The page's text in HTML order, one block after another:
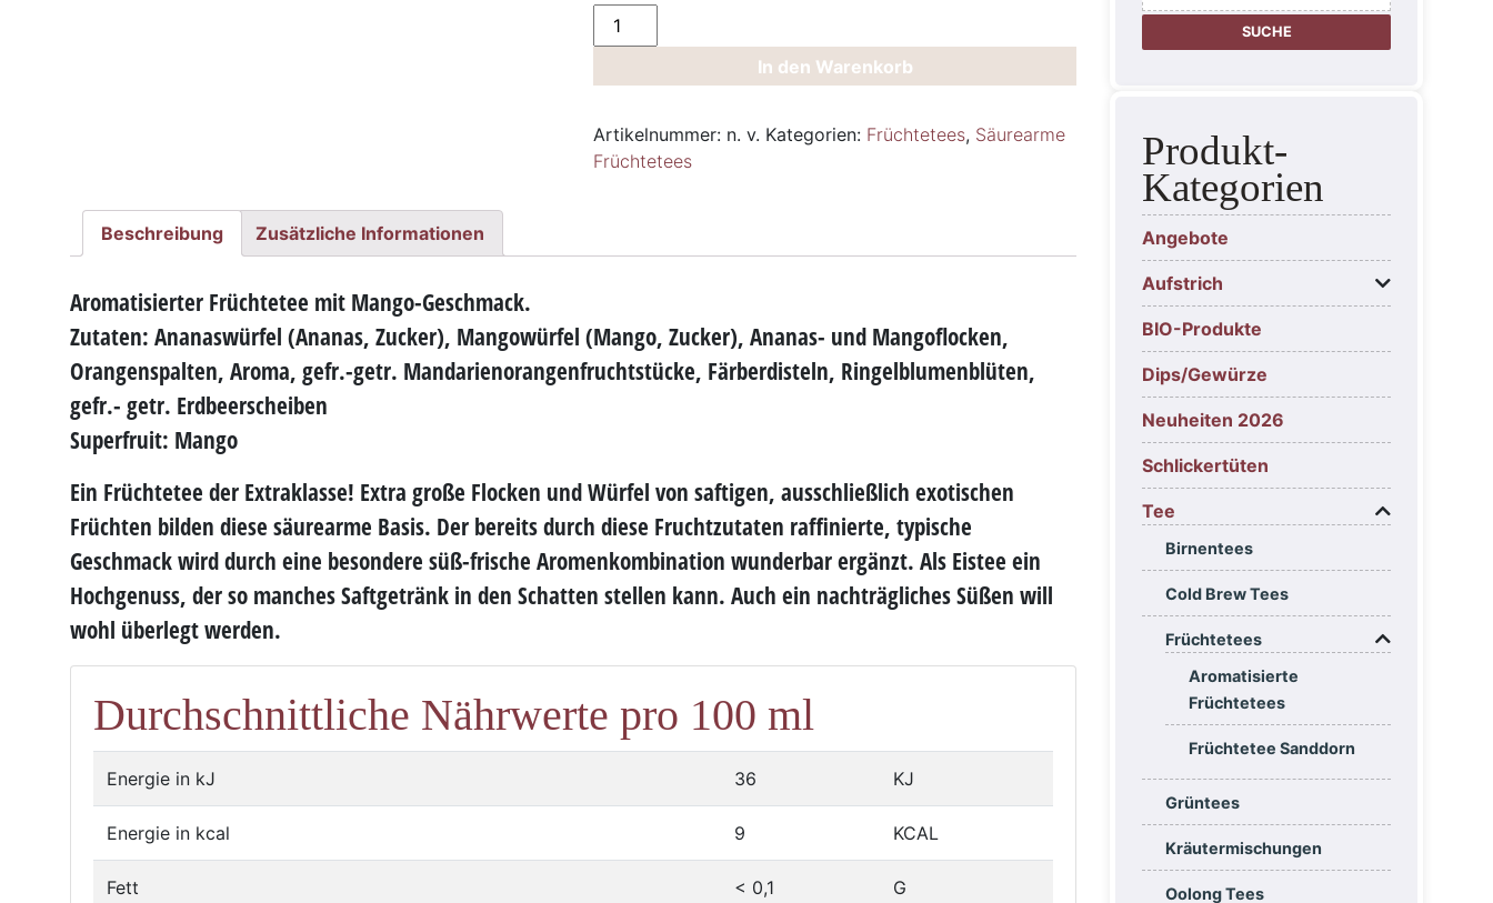
Früchtetee
Mango
Menge
In den Warenkorb
Artikelnummer: n. v. Kategorien: Früchtetees, Säurearme
Früchtetees
Beschreibung Zusätzliche Informationen
Aromatisierter Früchtetee mit Mango-Geschmack.
Zutaten: Ananaswürfel (Ananas, Zucker), Mangowürfel (Mango, Zucker), Ananas- und Mangoflocken,
Orangenspalten, Aroma, gefr.-getr. Mandarienorangenfruchtstücke, Färberdisteln, Ringelblumenblüten,
gefr.- getr. Erdbeerscheiben
Superfruit: Mango
Ein Früchtetee der Extraklasse! Extra große Flocken und Würfel von saftigen, ausschließlich exotischen
Früchten bilden diese säurearme Basis. Der bereits durch diese Fruchtzutaten raffinierte, typische
Geschmack wird durch eine besondere süß-frische Aromenkombination wunderbar ergänzt. Als Eistee ein
Hochgenuss, der so manches Saftgetränk in den Schatten stellen kann. Auch ein nachträgliches Süßen will
wohl überlegt werden.
Durchschnittliche Nährwerte pro 100 ml
Energie in kJ 36 KJ
Energie in kcal 9 KCAL
Fett < 0,1 G
nach:
SUCHE
Produkt-
Kategorien
Angebote
Aufstrich
BIO-Produkte
Dips/Gewürze
Neuheiten 2026
Schlickertüten
Tee
Birnentees
Cold Brew Tees
Früchtetees
Aromatisierte
Früchtetees
Früchtetee Sanddorn
Grüntees
Kräutermischungen
Oolong Tees